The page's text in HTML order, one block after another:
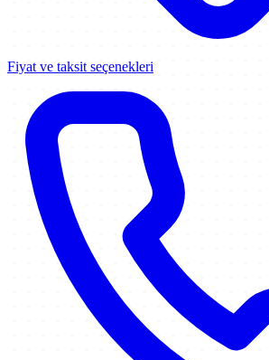
Fiyat ve taksit seçenekleri